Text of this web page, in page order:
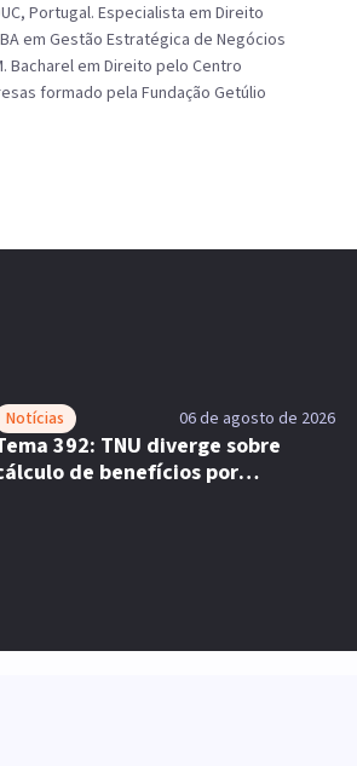
Portugal. Especialista em Direito
em Gestão Estratégica de Negócios
Bacharel em Direito pelo Centro
formado pela Fundação Getúlio
Notícias 06 de agosto de 2026
392: TNU diverge sobre
de benefícios por